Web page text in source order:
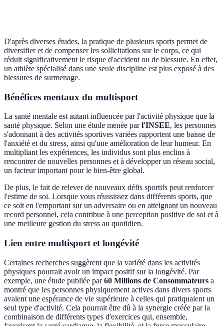
D'après diverses études, la pratique de plusieurs sports permet de
diversifier et de compenser les sollicitations sur le corps, ce qui
réduit significativement le risque d'accident ou de blessure. En effet,
un athlète spécialisé dans une seule discipline est plus exposé à des
blessures de surmenage.
Bénéfices mentaux du multisport
La santé mentale est autant influencée par l'activité physique que la
santé physique. Selon une étude menée parl'INSEE, les personnes
s'adonnant à des activités sportives variées rapportent une baisse de
l'anxiété et du stress, ainsi qu'une amélioration de leur humeur. En
multipliant les expériences, les individus sont plus enclins à
rencontrer de nouvelles personnes et à développer un réseau social,
un facteur important pour le bien-être global.
De plus, le fait de relever de nouveaux défis sportifs peut renforcer
l'estime de soi. Lorsque vous réussissez dans différents sports, que
ce soit en l'emportant sur un adversaire ou en atteignant un nouveau
record personnel, cela contribue à une perception positive de soi et à
une meilleure gestion du stress au quotidien.
Lien entre multisport et longévité
Certaines recherches suggèrent que la variété dans les activités
physiques pourrait avoir un impact positif sur la longévité. Par
exemple, une étude publiée par60 Millions de Consommateurs a
montré que les personnes physiquement actives dans divers sports
avaient une espérance de vie supérieure à celles qui pratiquaient un
seul type d'activité. Cela pourrait être dû à la synergie créée par la
combinaison de différents types d'exercices qui, ensemble,